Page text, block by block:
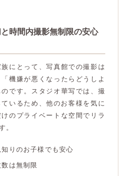
時間内撮影無制限の安心
にとって、写真館での撮影は
機嫌が悪くなったらどうしよ
です。スタジオ華写では、撮
いるため、他のお客様を気に
のプライベートな空間でリラ
。
りのお子様でも安心
は無制限